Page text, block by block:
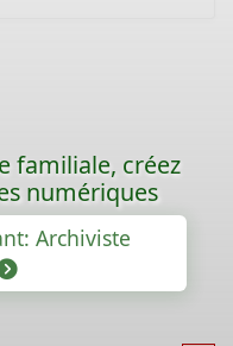
familiale, créez
numériques
Archiviste